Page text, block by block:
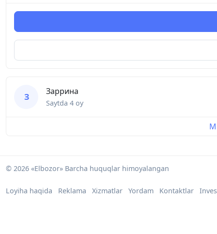
З
Заррина
Saytda 4 oy
© 2026 «Elbozor» Barcha huquqlar himoyalangan
Loyiha haqida Reklama Xizmatlar Yordam Kontaktlar